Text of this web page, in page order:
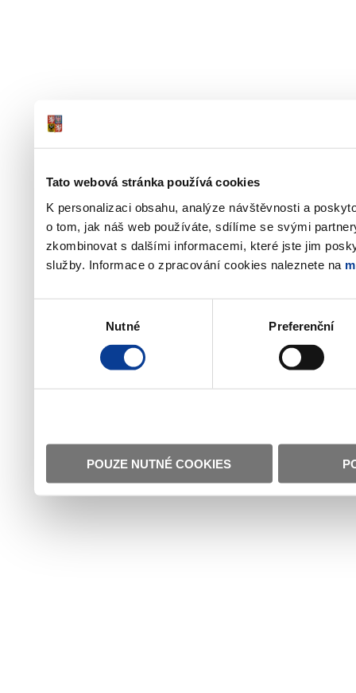
Tato webová stránka používá cookies
K personalizaci obsahu, analýze návštěvnosti a
o tom, jak náš web používáte, sdílíme se svými
zkombinovat s dalšími informacemi, které jste jim
služby. Informace o zpracování cookies naleznete na
Nutné Preferenční
POUZE NUTNÉ COOKIES